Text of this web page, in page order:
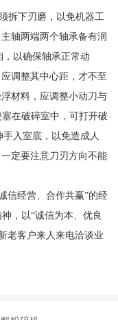
拆下刃磨，以免机器工
轴两端两个轴承备有润
以确保轴承正常动
调整其中心距，才不至
材料，应调整小动刀与
在破碎室中，可打开破
入室底，以免造成人
定要注意刀刃方向不能
信经营、合作共赢”的经
，以“诚信为本、优良
老客户来人来电洽谈业